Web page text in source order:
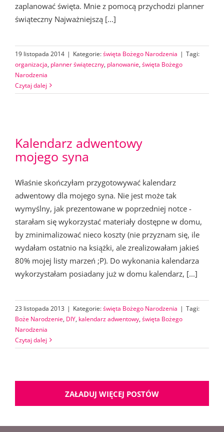
zaplanować święta. Mnie z pomocą przychodzi planner
świąteczny Najważniejszą [...]
19 listopada 2014 | Kategorie:święta Bożego Narodzenia | Tagi:
organizacja, planner świąteczny, planowanie, święta Bożego
Narodzenia
Czytaj dalej
Kalendarz adwentowy
mojego syna
Właśnie skończyłam przygotowywać kalendarz
adwentowy dla mojego syna. Nie jest może tak
wymyślny, jak prezentowane w poprzedniej notce -
starałam się wykorzystać materiały dostępne w domu,
by zminimalizować nieco koszty (nie przyznam się, ile
wydałam ostatnio na książki, ale zrealizowałam jakieś
80% mojej listy marzeń ;P). Do wykonania kalendarza
wykorzystałam posiadany już w domu kalendarz, [...]
23 listopada 2013 | Kategorie:święta Bożego Narodzenia | Tagi:
Boże Narodzenie, DIY, kalendarz adwentowy, święta Bożego
Narodzenia
Czytaj dalej
ZAŁADUJ WIĘCEJ POSTÓW